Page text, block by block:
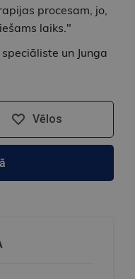
procesam, jo,
laiks."
un Junga
Vēlos